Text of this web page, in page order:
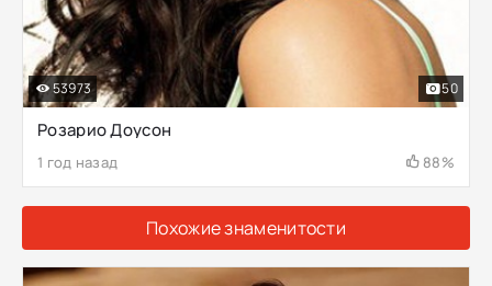
Розарио Доусон
1 год назад 88%
53973 50
Похожие знаменитости